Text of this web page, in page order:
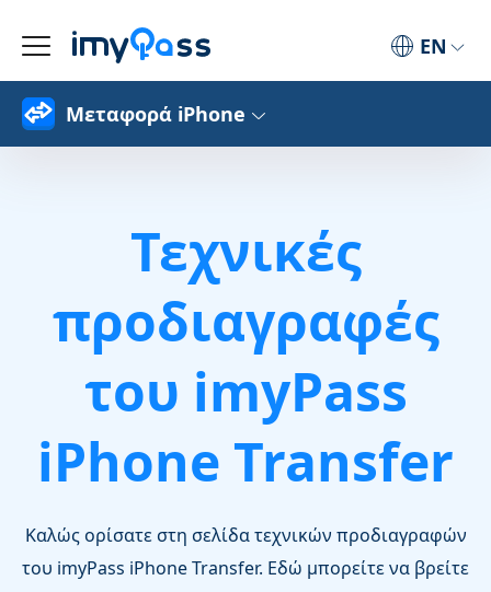
EN
Μεταφορά iPhone
Τεχνικές
προδιαγραφές
του imyPass
iPhone Transfer
Καλώς ορίσατε στη σελίδα τεχνικών προδιαγραφών
του imyPass iPhone Transfer. Εδώ μπορείτε να βρείτε